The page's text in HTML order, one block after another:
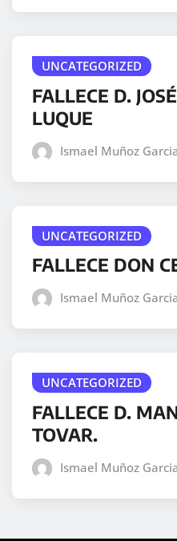
UNCATEGORIZED
FALLECE D.
LUQUE
Ismael Muñoz
UNCATEGORIZED
FALLECE DON
Ismael Muñoz
UNCATEGORIZED
FALLECE D.
TOVAR.
Ismael Muñoz